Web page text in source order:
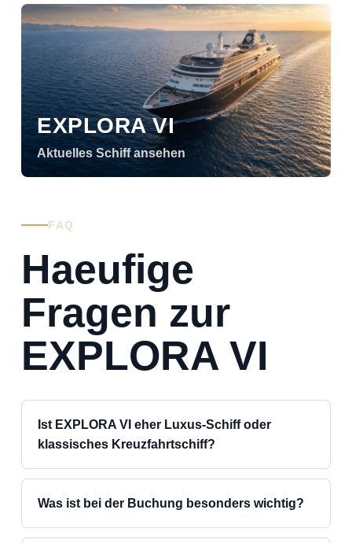
EXPLORA VI
Aktuelles Schiff ansehen
FAQ
Haeufige
Fragen zur
EXPLORA VI
Ist EXPLORA VI eher Luxus-Schiff oder
klassisches Kreuzfahrtschiff?
Was ist bei der Buchung besonders wichtig?